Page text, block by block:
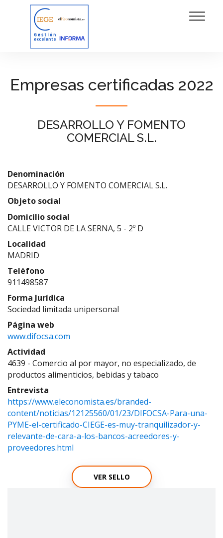
Empresas certificadas 2022
DESARROLLO Y FOMENTO
COMERCIAL S.L.
Denominación
DESARROLLO Y FOMENTO COMERCIAL S.L.
Objeto social
Domicilio social
CALLE VICTOR DE LA SERNA, 5 - 2º D
Localidad
MADRID
Teléfono
911498587
Forma Jurídica
Sociedad limitada unipersonal
Página web
www.difocsa.com
Actividad
4639 - Comercio al por mayor, no especializado, de
productos alimenticios, bebidas y tabaco
Entrevista
https://www.eleconomista.es/branded-
content/noticias/12125560/01/23/DIFOCSA-Para-una-
PYME-el-certificado-CIEGE-es-muy-tranquilizador-y-
relevante-de-cara-a-los-bancos-acreedores-y-
proveedores.html
VER SELLO